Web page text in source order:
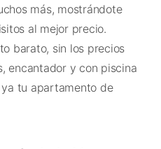
más, mostrándote
al mejor precio.
barato, sin los precios
encantador y con piscina
tu apartamento de